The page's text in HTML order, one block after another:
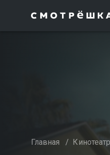
Главная / Кинотеатр